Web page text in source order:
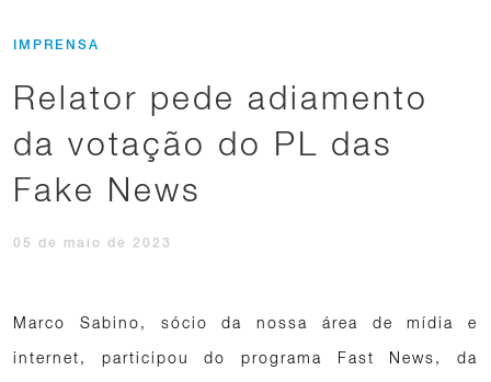
IMPRENSA
Relator pede adiamento
da votação do PL das
Fake News
05 de maio de 2023
Marco Sabino, sócio da nossa área de mídia e
internet, participou do programa Fast News, da